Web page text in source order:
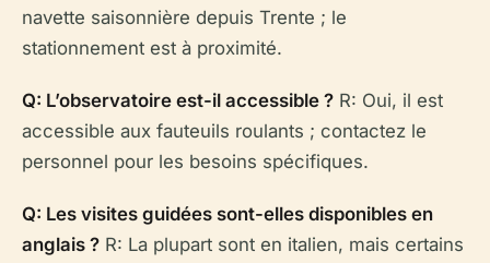
navette saisonnière depuis Trente ; le
stationnement est à proximité.
Q: L’observatoire est-il accessible ? R: Oui, il est
accessible aux fauteuils roulants ; contactez le
personnel pour les besoins spécifiques.
Q: Les visites guidées sont-elles disponibles en
anglais ? R: La plupart sont en italien, mais certains